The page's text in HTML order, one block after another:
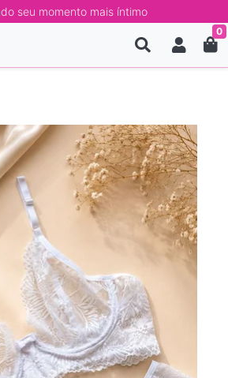
seu momento mais íntimo
0